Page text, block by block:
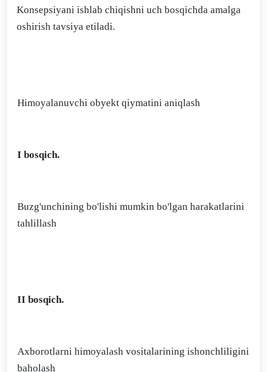
Konsepsiyani ishlab chiqishni uch bosqichda amalga
oshirish tavsiya etiladi.
Himoyalanuvchi obyekt qiymatini aniqlash
I bosqich.
Buzg'unchining bo'lishi mumkin bo'lgan harakatlarini
tahlillash
II bosqich.
Axborotlarni himoyalash vositalarining ishonchliligini
baholash